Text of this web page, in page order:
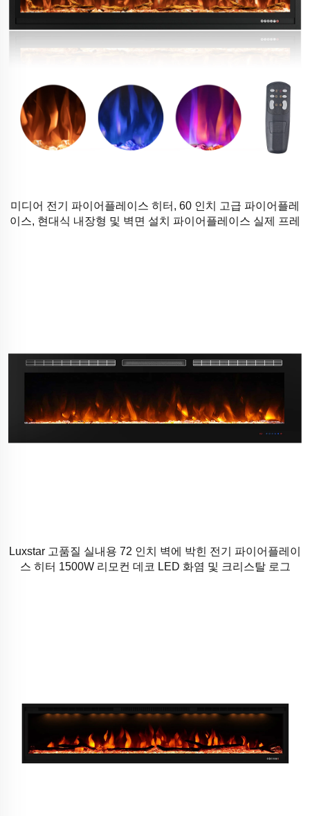
미디어 전기 파이어플레이스 히터, 60 인치 고급 파이어플레
이스, 현대식 내장형 및 벽면 설치 파이어플레이스 실제 프레
Luxstar 고품질 실내용 72 인치 벽에 박힌 전기 파이어플레이
스 히터 1500W 리모컨 데코 LED 화염 및 크리스탈 로그